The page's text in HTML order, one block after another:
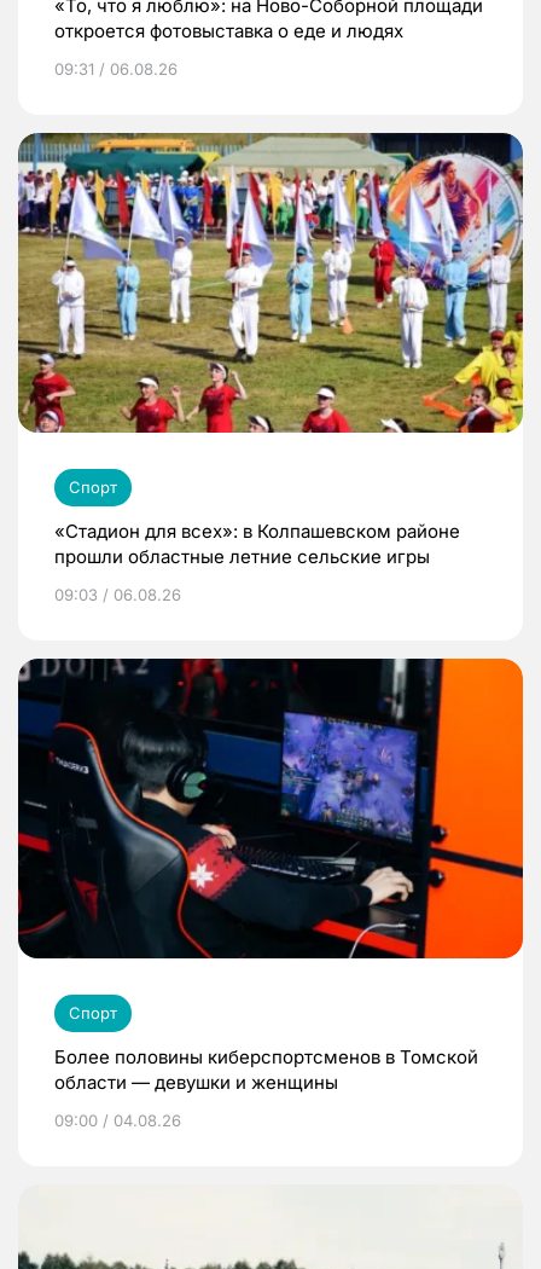
«То, что я люблю»: на Ново-Соборной площади
откроется фотовыставка о еде и людях
09:31 / 06.08.26
Спорт
«Стадион для всех»: в Колпашевском районе
прошли областные летние сельские игры
09:03 / 06.08.26
Спорт
Более половины киберспортсменов в Томской
области — девушки и женщины
09:00 / 04.08.26